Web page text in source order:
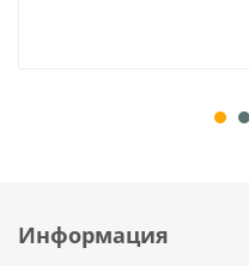
Информация